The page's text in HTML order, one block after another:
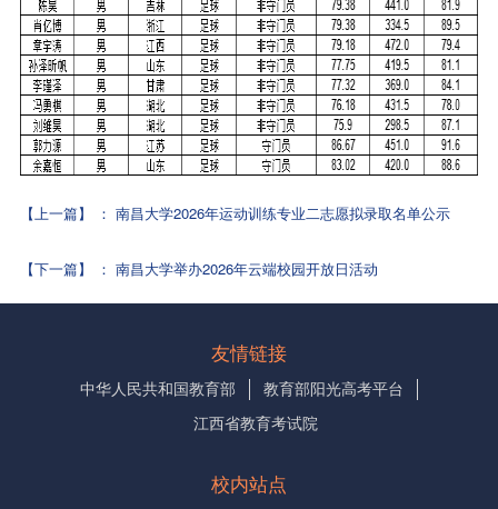
【上一篇】 ： 南昌大学2026年运动训练专业二志愿拟录取名单公示
【下一篇】 ： 南昌大学举办2026年云端校园开放日活动
友情链接
中华人民共和国教育部
教育部阳光高考平台
江西省教育考试院
校内站点